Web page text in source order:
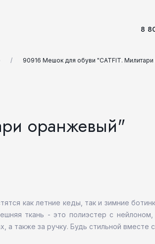
8
90916 Мешок для обуви "CATFIT.
оранжевый"
как летние кеды, так и зимние
ткань - это полиэстер с
также за ручку. Будь стильной вместе с